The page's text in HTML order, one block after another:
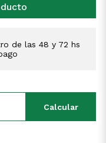
de las 48 y 72 hs
Calcular